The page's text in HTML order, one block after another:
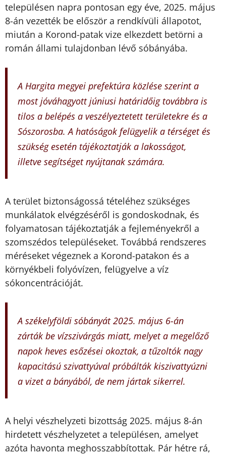
településen napra pontosan egy éve, 2025. május
8-án vezették be először a rendkívüli állapotot,
miután a Korond-patak vize elkezdett betörni a
román állami tulajdonban lévő sóbányába.
A Hargita megyei prefektúra közlése szerint a
most jóváhagyott júniusi határidőig továbbra is
tilos a belépés a veszélyeztetett területekre és a
Sószorosba. A hatóságok felügyelik a térséget és
szükség esetén tájékoztatják a lakosságot,
illetve segítséget nyújtanak számára.
A terület biztonságossá tételéhez szükséges
munkálatok elvégzéséről is gondoskodnak, és
folyamatosan tájékoztatják a fejleményekről a
szomszédos településeket. Továbbá rendszeres
méréseket végeznek a Korond-patakon és a
környékbeli folyóvízen, felügyelve a víz
sókoncentrációját.
A székelyföldi sóbányát 2025. május 6-án
zárták be vízszivárgás miatt, melyet a megelőző
napok heves esőzései okoztak, a tűzoltók nagy
kapacitású szivattyúval próbálták kiszivattyúzni
a vizet a bányából, de nem jártak sikerrel.
A helyi vészhelyzeti bizottság 2025. május 8-án
hirdetett vészhelyzetet a településen, amelyet
azóta havonta meghosszabbítottak. Pár hétre rá,